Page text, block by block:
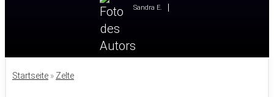
Sandra E.
Startseite » Zelte